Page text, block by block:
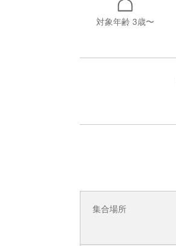
対象年齢 3歳〜
集合場所